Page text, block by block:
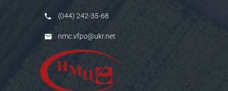
(044) 242-35-68
nmc.vfpo@ukr.net